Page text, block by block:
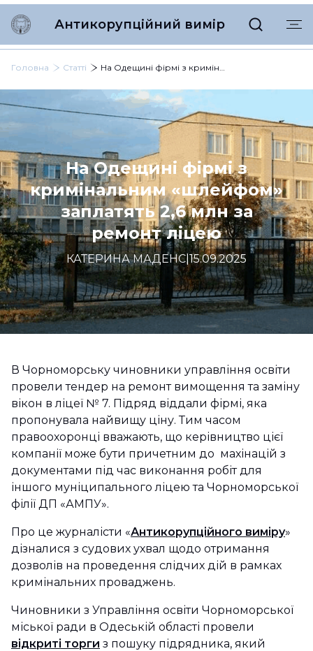
Антикорупційний вимір
Головна Статті На Одещині фірмі з кримінальним «шлейфом» заплатять 2,6 млн за ремонт ліцею
На Одещині фірмі з
кримінальним «шлейфом»
заплатять 2,6 млн за
ремонт ліцею
КАТЕРИНА МАДЕНС|15.09.2025
В Чорноморську чиновники управління освіти
провели тендер на ремонт вимощення та заміну
вікон в ліцеї № 7. Підряд віддали фірмі, яка
пропонувала найвищу ціну. Тим часом
правоохоронці вважають, що керівництво цієї
компанії може бути причетним до махінацій з
документами під час виконання робіт для
іншого муніципального ліцею та Чорноморської
філії ДП «АМПУ».
Про це журналісти «Антикорупційного виміру»
дізналися з судових ухвал щодо отримання
дозволів на проведення слідчих дій в рамках
кримінальних проваджень.
Чиновники з Управління освіти Чорноморської
міської ради в Одеській області провели
відкриті торги з пошуку підрядника, який